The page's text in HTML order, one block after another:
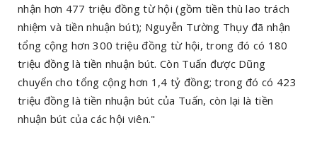
nhận hơn 477 triệu đồng từ hội (gồm tiền thù lao trách
nhiệm và tiền nhuận bút); Nguyễn Tường Thụy đã nhận
tổng cộng hơn 300 triệu đồng từ hội, trong đó có 180
triệu đồng là tiền nhuận bút. Còn Tuấn được Dũng
chuyển cho tổng cộng hơn 1,4 tỷ đồng; trong đó có 423
triệu đồng là tiền nhuận bút của Tuấn, còn lại là tiền
nhuận bút của các hội viên."